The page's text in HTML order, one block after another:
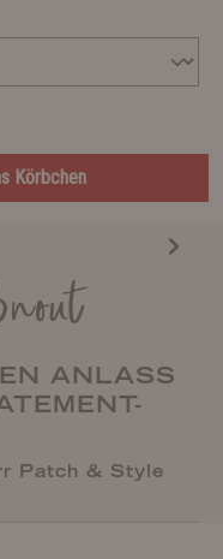
Körbchen
ANLASS
Patch & Style